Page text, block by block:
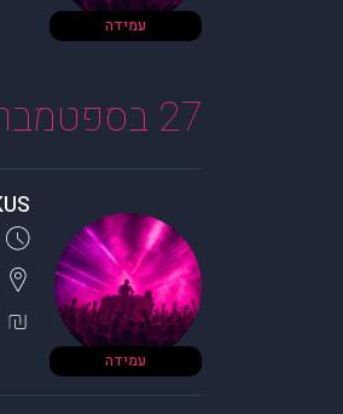
עמידה
27 בספטמבר
עמידה